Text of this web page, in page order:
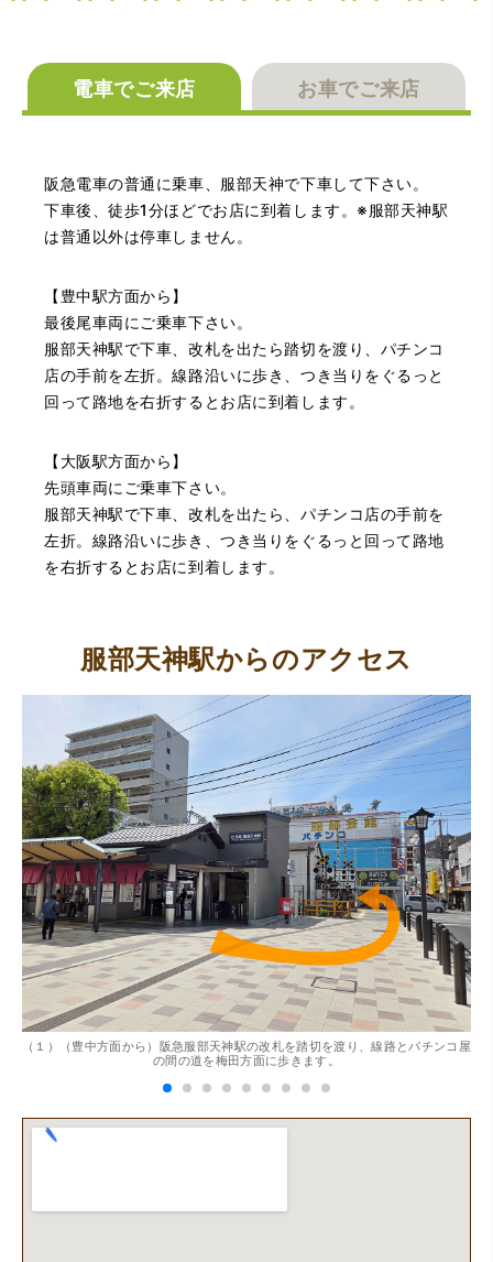
（大阪府大阪市）丁寧に査定していただいたうえ、商品保
管に関する知識も教えて頂けました。戻ってきた際には教
（大阪府池田市）丁寧に説明して頂き思っていたよりの金
額でした。一旦持ち帰りましたが、良い金額だったので買
取して頂きました。又、機会あれば是非利用したいです。
電車でご来店 お車でご来店
阪急電車の普通に乗車、服部天神で下車して下さい。
下車後、徒歩1分ほどでお店に到着します。※服部天神駅
は普通以外は停車しません。
【豊中駅方面から】
最後尾車両にご乗車下さい。
服部天神駅で下車、改札を出たら踏切を渡り、パチンコ
店の手前を左折。線路沿いに歩き、つき当りをぐるっと
回って路地を右折するとお店に到着します。
【大阪駅方面から】
先頭車両にご乗車下さい。
服部天神駅で下車、改札を出たら、パチンコ店の手前を
左折。線路沿いに歩き、つき当りをぐるっと回って路地
を右折するとお店に到着します。
服部天神駅からのアクセス
（１）（豊中方面から）阪急服部天神駅の改札を踏切を渡り、線路とパチンコ屋
の間の道を梅田方面に歩きます。